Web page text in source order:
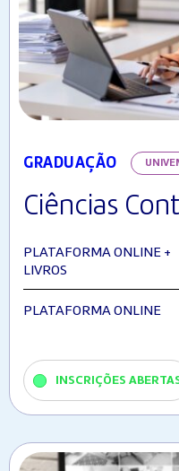
GRADUAÇÃO
Ciências
PLATAFORMA ONLINE +
LIVROS
PLATAFORMA ONLINE
INSCRIÇÕES